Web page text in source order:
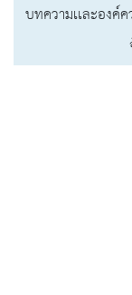
บทความเเละองค์ความรู้